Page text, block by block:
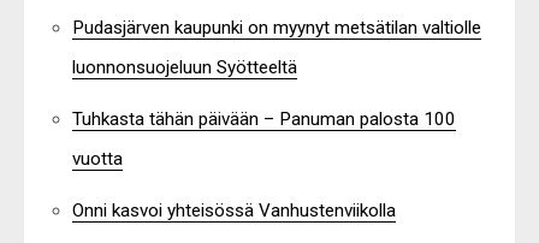
Pudasjärven kaupunki on myynyt metsätilan valtiolle
luonnonsuojeluun Syötteeltä
Tuhkasta tähän päivään – Panuman palosta 100
vuotta
Onni kasvoi yhteisössä Vanhustenviikolla